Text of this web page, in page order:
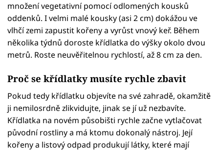
množení vegetativní pomocí odlomených kousků
oddenků. I velmi malé kousky (asi 2 cm) dokážou ve
vlhčí zemi zapustit kořeny a vyrůst vnový keř. Během
několika týdnů doroste křídlatka do výšky okolo dvou
metrů. Roste neuvěřitelnou rychlostí, až 8 cm za den.
Proč se křídlatky musíte rychle zbavit
Pokud tedy křídlatku objevíte na své zahradě, okamžitě
ji nemilosrdně zlikvidujte, jinak se jí už nezbavíte.
Křídlatka na novém působišti rychle začne vytlačovat
původní rostliny a má ktomu dokonalý nástroj. Její
kořeny a listový odpad produkují látky, které mají